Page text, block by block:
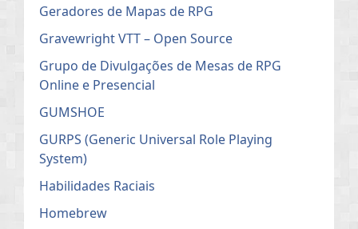
Geradores de Mapas de RPG
Gravewright VTT – Open Source
Grupo de Divulgações de Mesas de RPG
Online e Presencial
GUMSHOE
GURPS (Generic Universal Role Playing
System)
Habilidades Raciais
Homebrew